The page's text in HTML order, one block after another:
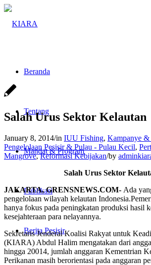
Beranda
Tentang
Mandat & Program
Publikasi
Berita Pesisir
Salah Urus Sektor Kelautan
January 8, 2014/in IUU Fishing, Kampanye
Pengelolaan Pesisir & Pulau - Pulau Kecil,
Mangrove,Reformasi Kebijakan/by
Salah Urus Sektor
JAKARTA, GRENSNEWS.COM- Ada
pengelolaan wilayah kelautan
hanya fokus pada peningkatan produksi hasil
kesejahteraan para nelayannya.
Sekretaris Jenderal Koalisi Rakyat untuk
(KIARA) Abdul Halim mengatakan dari
hingga 20014, jumlah anggaran Kementrian
Perikanan masih berorientasi pada anggaran